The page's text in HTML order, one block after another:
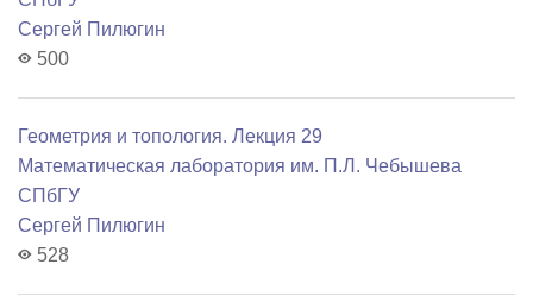
Сергей Пилюгин
500
Геометрия и топология. Лекция 29
Математичеcкая лаборатория им. П.Л. Чебышева
СПбГУ
Сергей Пилюгин
528